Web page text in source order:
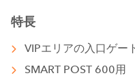
特長
VIPエリアの入口ゲー
SMART POST 600用